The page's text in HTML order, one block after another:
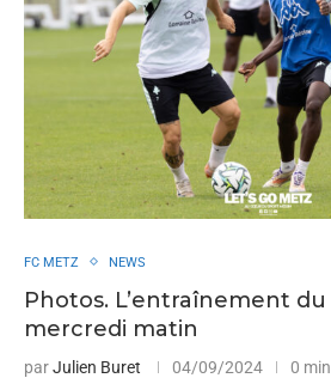
FC METZ NEWS
Photos. L’entraînement
mercredi matin
parJulien Buret 04/09/2024 0